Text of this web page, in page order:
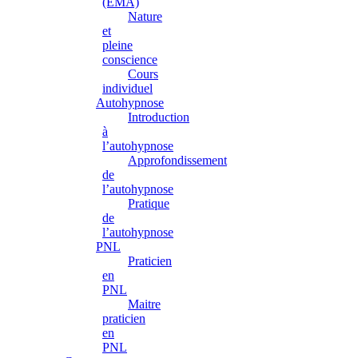
Nature
et
pleine
conscience
Cours
individuel
Autohypnose
Introduction
à
l’autohypnose
Approfondissement
de
l’autohypnose
Pratique
de
l’autohypnose
PNL
Praticien
en
PNL
Maitre
praticien
en
PNL